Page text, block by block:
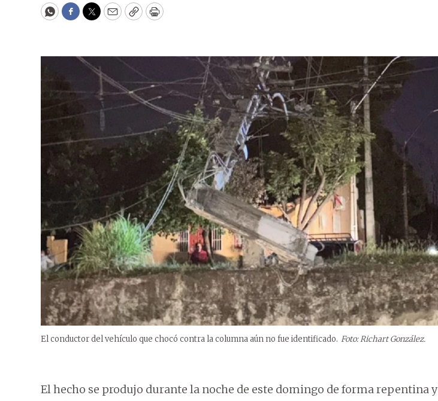
WhatsApp
Facebook
Twitter
EmailCopyPrint
El conductor del vehículo que chocó contra la columna aún no fue identificado. Foto: Richart González.
El hecho se produjo durante la noche de este domingo de forma repentina